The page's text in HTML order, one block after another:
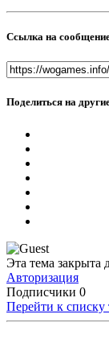
Ссылка на
Поделиться на
Эта тема закрыта
Авторизация
Подписчики 0
Перейти к списку